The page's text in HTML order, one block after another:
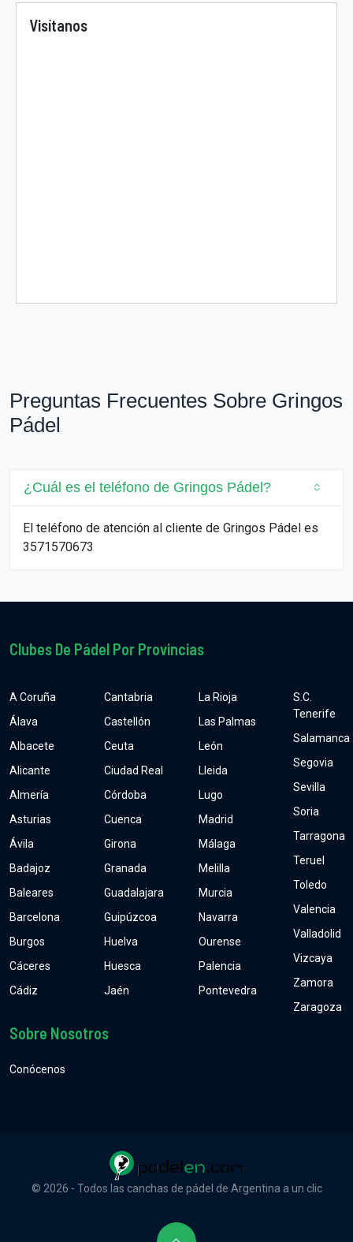
Visítanos
Preguntas Frecuentes Sobre Gringos
Pádel
¿Cuál es el teléfono de Gringos Pádel?
El teléfono de atención al cliente de Gringos Pádel es
3571570673
Clubes De Pádel Por Provincias
A Coruña
Álava
Albacete
Alicante
Almería
Asturias
Ávila
Badajoz
Baleares
Barcelona
Burgos
Cáceres
Cádiz
Cantabria
Castellón
Ceuta
Ciudad Real
Córdoba
Cuenca
Girona
Granada
Guadalajara
Guipúzcoa
Huelva
Huesca
Jaén
La Rioja
Las Palmas
León
Lleida
Lugo
Madrid
Málaga
Melilla
Murcia
Navarra
Ourense
Palencia
Pontevedra
S.C.
Tenerife
Salamanca
Segovia
Sevilla
Soria
Tarragona
Teruel
Toledo
Valencia
Valladolid
Vizcaya
Zamora
Zaragoza
Sobre Nosotros
Conócenos
© 2026 - Todos las canchas de pádel de Argentina a un clic